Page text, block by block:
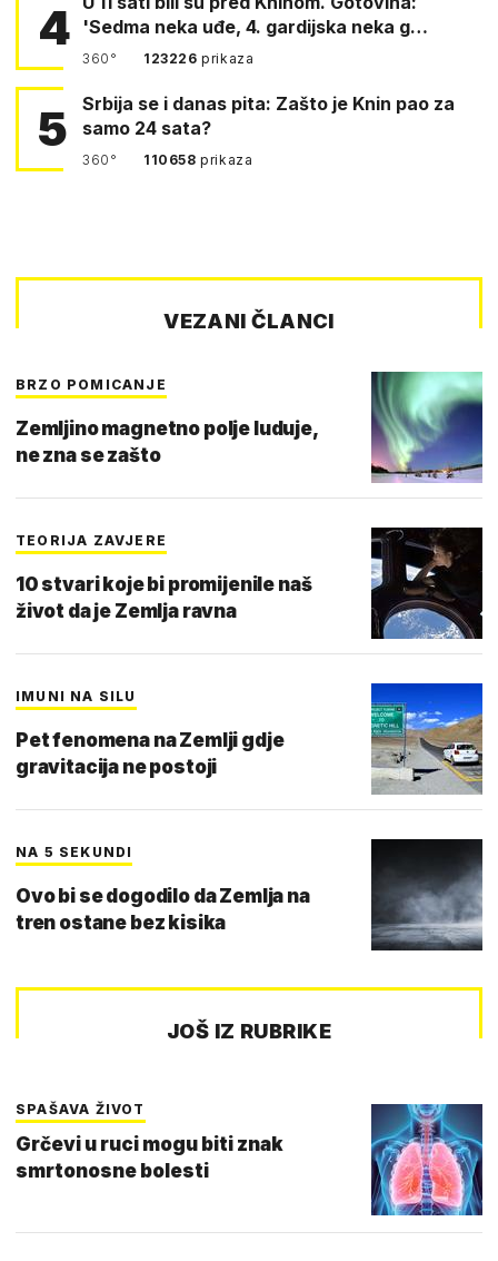
4
'Sedma neka uđe, 4. gardijska neka g…
360° 123226prikaza
5
Srbija se i danas pita: Zašto je Knin pao za
samo 24 sata?
360° 110658prikaza
VEZANI ČLANCI
BRZO POMICANJE
Zemljino magnetno polje luduje,
ne zna se zašto
TEORIJA ZAVJERE
10 stvari koje bi promijenile naš
život da je Zemlja ravna
IMUNI NA SILU
Pet fenomena na Zemlji gdje
gravitacija ne postoji
NA 5 SEKUNDI
Ovo bi se dogodilo da Zemlja na
tren ostane bez kisika
JOŠ IZ RUBRIKE
SPAŠAVA ŽIVOT
Grčevi u ruci mogu biti znak
smrtonosne bolesti